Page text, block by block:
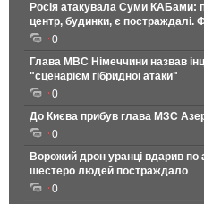
Росія атакувала Суми КАБами:
центр, будинки, є постраждалі.
0
Глава МВС Німеччини назвав
"сценарієм гібридної атаки"
0
До Києва прибув глава МЗС
0
Ворожий дрон уранці вдарив по
шестеро людей постраждало
0